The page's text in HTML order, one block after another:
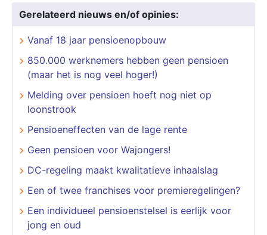
Gerelateerd nieuws en/of opinies:
Vanaf 18 jaar pensioenopbouw
850.000 werknemers hebben geen pensioen
(maar het is nog veel hoger!)
Melding over pensioen hoeft nog niet op
loonstrook
Pensioeneffecten van de lage rente
Geen pensioen voor Wajongers!
DC-regeling maakt kwalitatieve inhaalslag
Een of twee franchises voor premieregelingen?
Een individueel pensioenstelsel is eerlijk voor
jong en oud